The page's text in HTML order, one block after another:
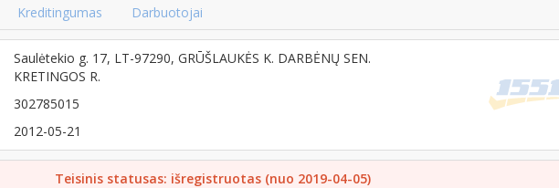
Kreditingumas Darbuotojai
Saulėtekio g. 17, LT-97290, GRŪŠLAUKĖS K. DARBĖNŲ SEN.
KRETINGOS R.
302785015
2012-05-21
Teisinis statusas: išregistruotas (nuo 2019-04-05)